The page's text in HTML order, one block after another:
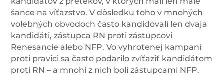
šance na víťazstvo. V dôsledku toho v mnohých
volebných obvodoch často kandidovali len dvaja
kandidáti, zástupca RN proti zástupcovi
Renesancie alebo NFP. Vo vyhrotenej kampani
proti pravici sa často podarilo zvíťaziť kandidátom
proti RN – a mnohí z nich boli zástupcami NFP.